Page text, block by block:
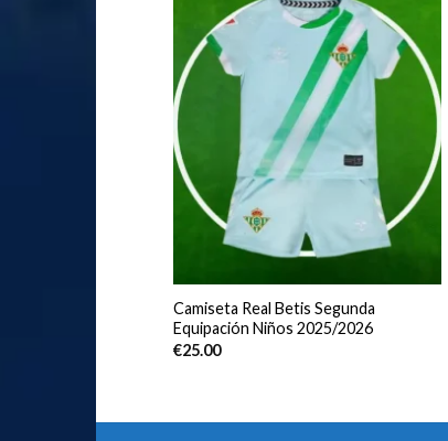
Camiseta Real Betis Segunda
Equipación Niños 2025/2026
€25.00